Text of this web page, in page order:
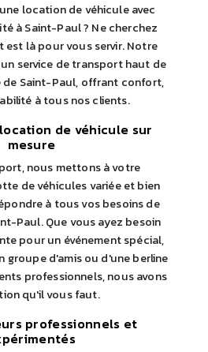
location de véhicule avec
à Saint-Paul ? Ne cherchez
est là pour vous servir. Notre
service de transport haut de
de Saint-Paul, offrant confort,
à tous nos clients.
de véhicule sur
mesure
nous mettons à votre
de véhicules variée et bien
à tous vos besoins de
Paul. Que vous ayez besoin
pour un événement spécial,
groupe d'amis ou d'une berline
professionnels, nous avons
qu'il vous faut.
professionnels et